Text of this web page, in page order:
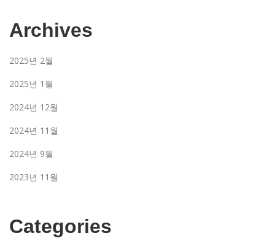
Archives
2025년 2월
2025년 1월
2024년 12월
2024년 11월
2024년 9월
2023년 11월
Categories